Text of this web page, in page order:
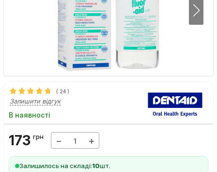
( 24 )
Залишити відгук
В наявності
173 грн − +
Залишилось на складі:10шт.